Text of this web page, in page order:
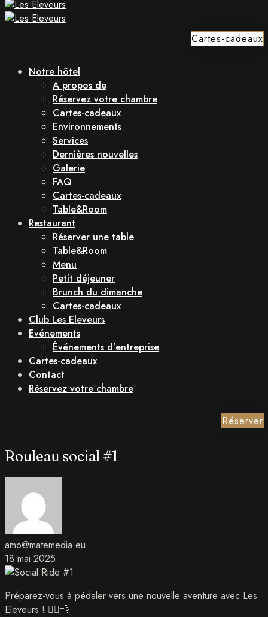
Cartes-cadeaux
Notre hôtel
A propos de
Réservez votre chambre
Cartes-cadeaux
Environnements
Services
Dernières nouvelles
Galerie
FAQ
Cartes-cadeaux
Table&Room
Restaurant
Réserver une table
Table&Room
Menu
Petit déjeuner
Brunch du dimanche
Cartes-cadeaux
Club Les Eleveurs
Evénements
Événements d’entreprise
Cartes-cadeaux
Contact
Réservez votre chambre
Réserver
Rouleau social #1
amo@matemedia.eu
18 mai 2025
Préparez-vous à pédaler vers une nouvelle aventure avec Les
Eleveurs ! 🚴‍♂️💨